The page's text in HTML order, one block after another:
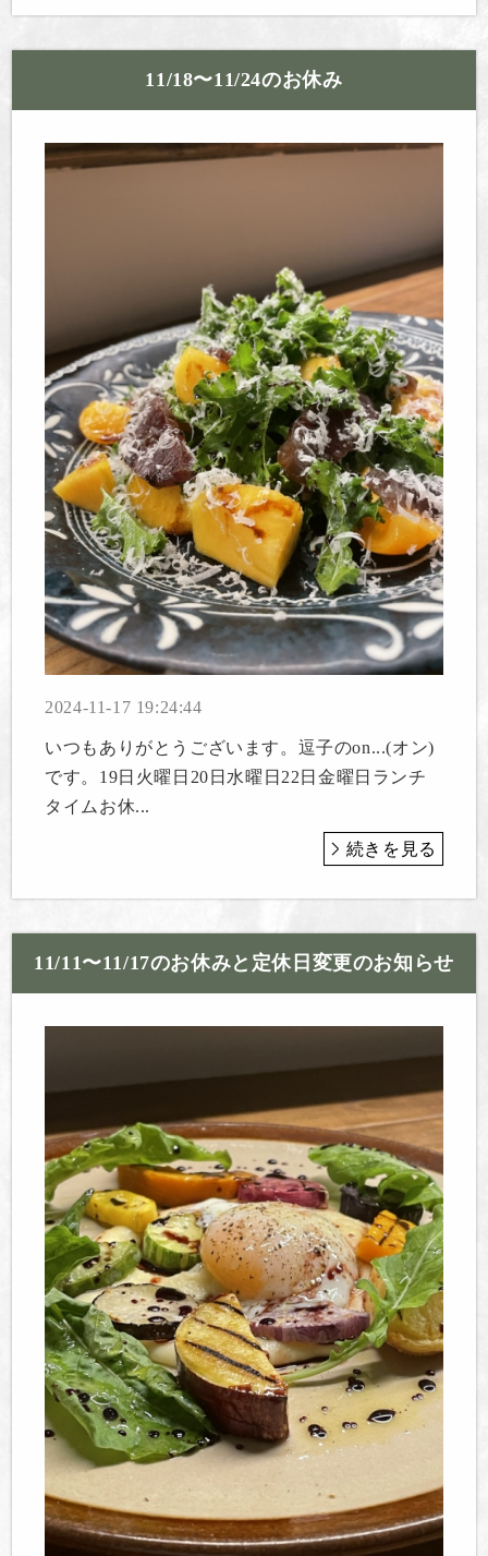
11/18〜11/24のお休み
2024-11-17 19:24:44
いつもありがとうございます。逗子のon...(オン)
です。19日火曜日20日水曜日22日金曜日ランチ
タイムお休...
続きを見る
11/11〜11/17のお休みと定休日変更のお知らせ